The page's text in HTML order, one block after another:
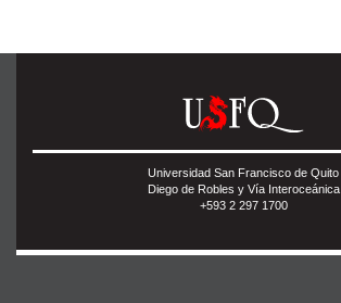
Universidad San Francisco de Quito
Diego de Robles y Vía Interoceánica
+593 2 297 1700